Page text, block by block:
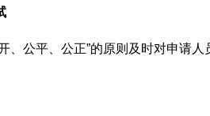
、公平、公正”的原则及时对申请